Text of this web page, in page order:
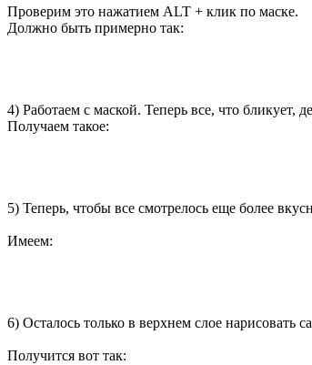
Проверим это нажатием ALT + клик по маске.
Должно быть примерно так:
4) Работаем с маской. Теперь все, что
Получаем такое:
5) Теперь, чтобы все смотрелось еще более
Имеем:
6) Осталось только в верхнем слое нарисовать
Получится вот так: